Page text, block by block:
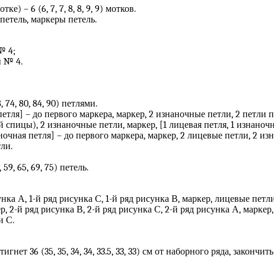
– 6 (6, 7, 7, 8, 8, 9, 9) мотков.
маркеры петель.
4;
№ 4.
80, 84, 90) петлями.
– до первого маркера, маркер, 2 изнаночные петли, 2
спицы), 2 изнаночные петли, маркер, [1 лицевая петля, 1
петля] – до первого маркера, маркер, 2 лицевые петли, 2
65, 69, 75) петель.
А, 1-й ряд рисунка С, 1-й ряд рисунка В, маркер, лицевые
2-й ряд рисунка В, 2-й ряд рисунка С, 2-й ряд рисунка А,
С.
36 (35, 35, 34, 34, 33.5, 33, 33) см от наборного ряда,